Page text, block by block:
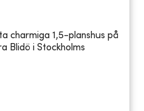
charmiga 1,5-planshus på
Blidö i Stockholms